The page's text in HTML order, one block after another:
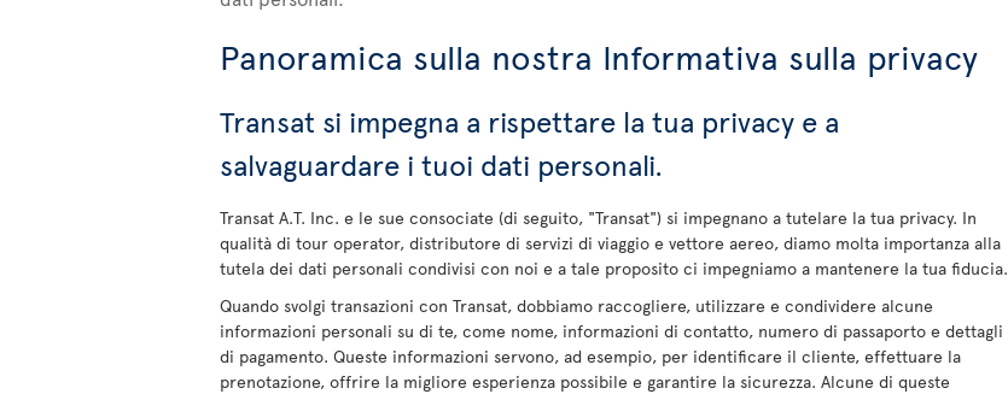
Panoramica sulla nostra Informativa sulla privacy
Transat si impegna a rispettare la tua privacy e a
salvaguardare i tuoi dati personali.
Transat A.T. Inc. e le sue consociate (di seguito, "Transat") si impegnano a tutelare la tua privacy. In
qualità di tour operator, distributore di servizi di viaggio e vettore aereo, diamo molta importanza alla
tutela dei dati personali condivisi con noi e a tale proposito ci impegniamo a mantenere la tua fiducia.
Quando svolgi transazioni con Transat, dobbiamo raccogliere, utilizzare e condividere alcune
informazioni personali su di te, come nome, informazioni di contatto, numero di passaporto e dettagli
di pagamento. Queste informazioni servono, ad esempio, per identificare il cliente, effettuare la
prenotazione, offrire la migliore esperienza possibile e garantire la sicurezza. Alcune di queste